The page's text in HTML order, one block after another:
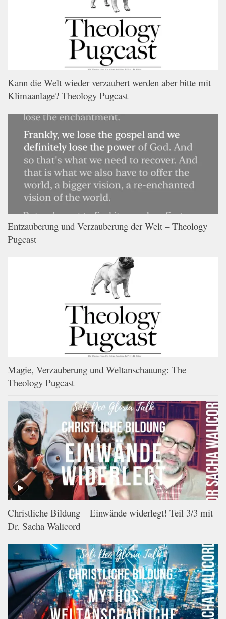
Kann die Welt wieder verzaubert werden aber bitte mit
Klimaanlage? Theology Pugcast
Entzauberung und Verzauberung der Welt – Theology
Pugcast
Magie, Verzauberung und Weltanschauung: The
Theology Pugcast
Christliche Bildung – Einwände widerlegt! Teil 3/3 mit
Dr. Sacha Walicord